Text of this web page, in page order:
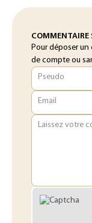
COMMENTAIRE
Pour déposer
de compte ou
Pseudo
Email
Laissez votre